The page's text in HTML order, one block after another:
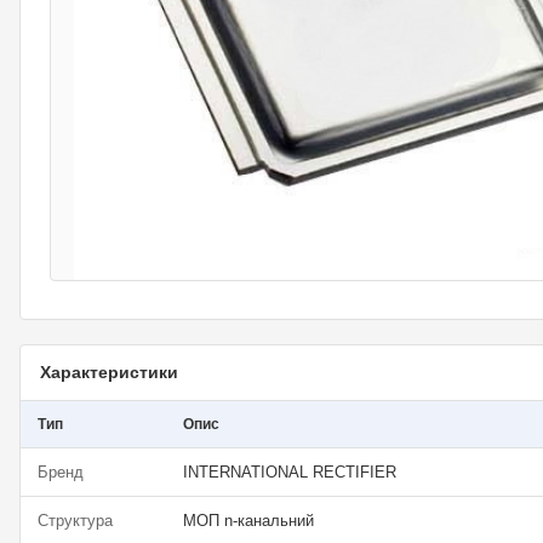
Характеристики
Тип Опис
Бренд INTERNATIONAL RECTIFIER
Структура МОП n-канальний